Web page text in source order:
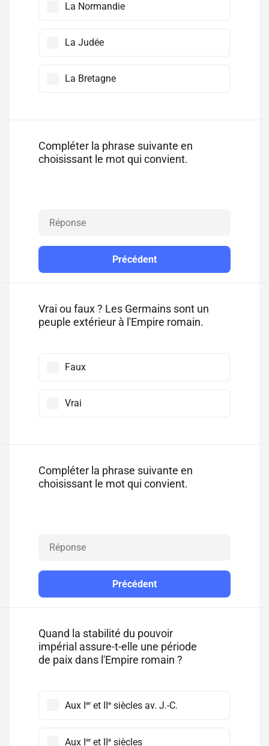
La Normandie
La Judée
La Bretagne
Compléter la phrase suivante en
choisissant le mot qui convient.
Précédent
Vrai ou faux ? Les Germains sont un
peuple extérieur à l'Empire romain.
Faux
Vrai
Compléter la phrase suivante en
choisissant le mot qui convient.
Précédent
Quand la stabilité du pouvoir
impérial assure-t-elle une période
de paix dans l'Empire romain ?
Aux I eret II e siècles av. J.-C.
Aux I eret II e siècles